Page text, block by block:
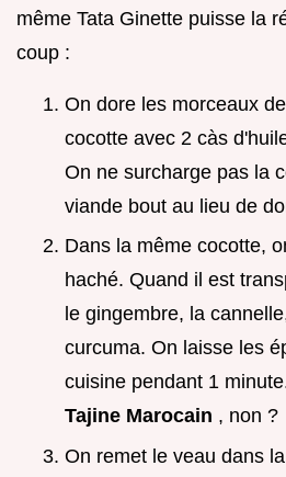
même Tata Ginette puisse la
coup :
On dore les morceaux
cocotte avec 2 càs
On ne surcharge pas la
viande bout au lieu de
Dans la même cocotte,
haché. Quand il est
le gingembre, la
curcuma. On laisse les
cuisine pendant 1
Tajine Marocain , non ?
On remet le veau dans